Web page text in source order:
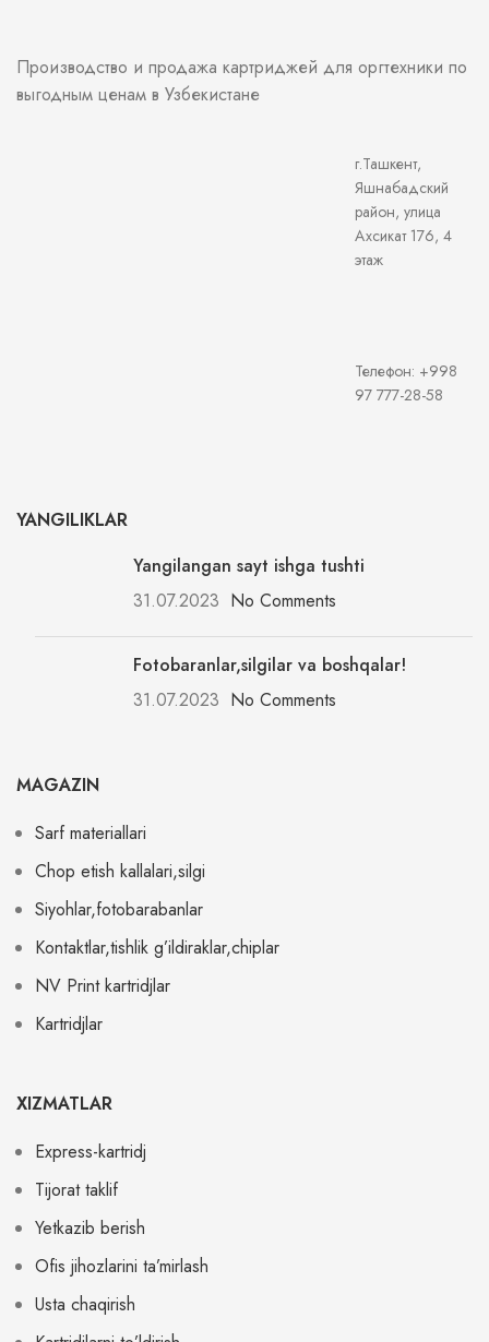
Производство и продажа картриджей для оргтехники по
выгодным ценам в Узбекистане
г.Ташкент,
Яшнабадский
район, улица
Ахсикат 176, 4
этаж
Телефон: +998
97 777-28-58
YANGILIKLAR
Yangilangan sayt ishga tushti
31.07.2023 No Comments
Fotobaranlar,silgilar va boshqalar!
31.07.2023 No Comments
MAGAZIN
Sarf materiallari
Chop etish kallalari,silgi
Siyohlar,fotobarabanlar
Kontaktlar,tishlik g’ildiraklar,chiplar
NV Print kartridjlar
Kartridjlar
XIZMATLAR
Express-kartridj
Tijorat taklif
Yetkazib berish
Ofis jihozlarini ta’mirlash
Usta chaqirish